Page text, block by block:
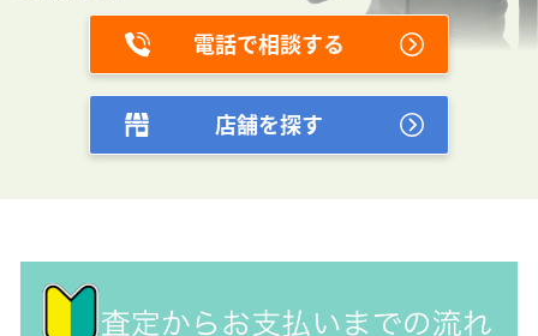
電話で相談する
店舗を探す